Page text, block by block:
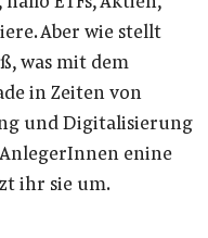
Aber wie stellt
was mit dem
in Zeiten von
und Digitalisierung
enine
ihr sie um.